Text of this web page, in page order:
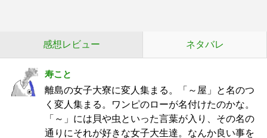
感想レビュー ネタバレ
寿こと
離島の女子大寮に変人集まる。「～屋」と名のつ
く変人集まる。ワンピのローが名付けたのかな。
「～」には貝や虫といった言葉が入り、その名の
通りにそれが好きな女子大生達。なんか良い事を